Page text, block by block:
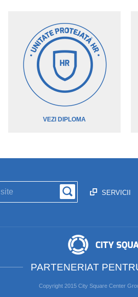
VEZI DIPLOMA
SERVICII
PARTENERIAT
Copyright 2015 City Square Center